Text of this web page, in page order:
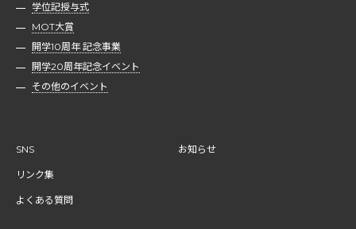
学位記授与式
MOT大賞
開学10周年 記念事業
開学20周年記念イベント
その他のイベント
SNS
リンク集
よくある質問
お知らせ